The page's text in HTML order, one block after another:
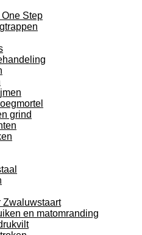
Step
grind
Zwaluwstaart
en matomranding